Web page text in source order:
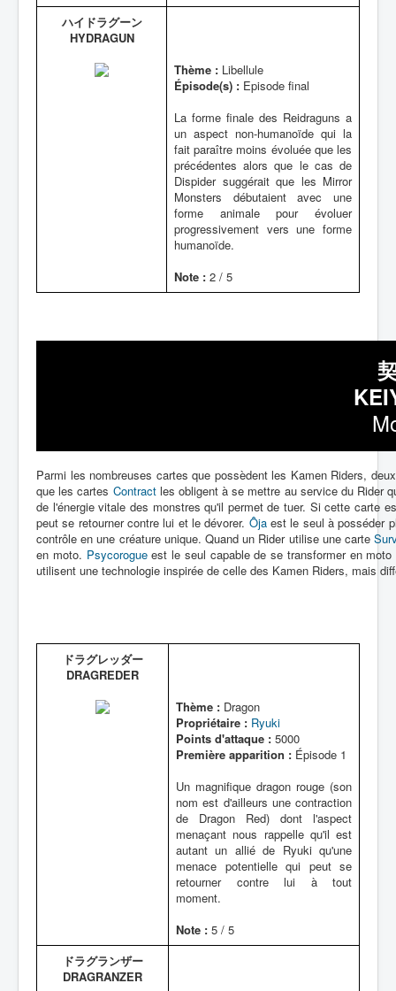
ハイドラグーン
HYDRAGUN
Thème : Libellule
Épisode(s) : Episode final
La forme finale des Reidraguns a
un aspect non-humanoïde qui la
fait paraître moins évoluée que les
précédentes alors que le cas de
Dispider suggérait que les Mirror
Monsters débutaient avec une
forme animale pour évoluer
progressivement vers une forme
humanoïde.
Note : 2 / 5
Parmi les nombreuses cartes que possèdent les Kamen Riders,
que les cartes Contractles obligent à se mettre au service du Rider
de l'énergie vitale des monstres qu'il permet de tuer. Si cette carte
peut se retourner contre lui et le dévorer. Ôjaest le seul à posséder
contrôle en une créature unique. Quand un Rider utilise une carte
en moto. Psycorogueest le seul capable de se transformer en
utilisent une technologie inspirée de celle des Kamen Riders, mais
ドラグレッダー
DRAGREDER
Thème : Dragon
Propriétaire : Ryuki
Points d'attaque : 5000
Première apparition : Épisode 1
Un magnifique dragon rouge (son
nom est d'ailleurs une contraction
de Dragon Red) dont l'aspect
menaçant nous rappelle qu'il est
autant un allié de Ryuki qu'une
menace potentielle qui peut se
retourner contre lui à tout
moment.
Note : 5 / 5
ドラグランザー
DRAGRANZER